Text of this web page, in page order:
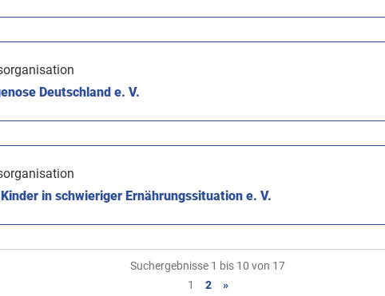
Deutschland e. V.
in schwieriger Ernährungssituation e. V.
Suchergebnisse 1 bis 10 von 17
1
2 »